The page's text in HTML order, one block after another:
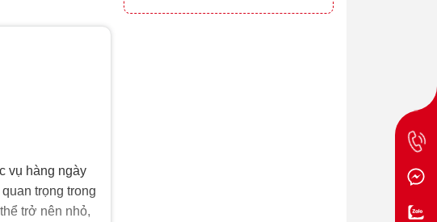
vụ hàng ngày
trọng trong
trở nên nhỏ,